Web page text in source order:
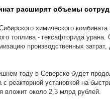
расширят объемы
химического
топлива - гексафторида
производственных
году в Северске будет
с реакторной установкой на
вложит около 2,3 млрд рублей.